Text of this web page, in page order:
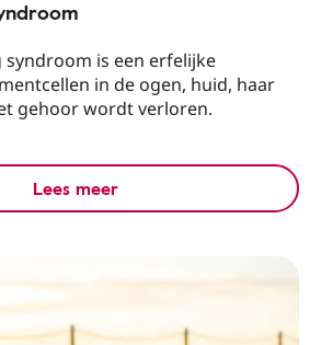
is een erfelijke
in de ogen, huid, haar
gehoor wordt verloren.
Lees meer